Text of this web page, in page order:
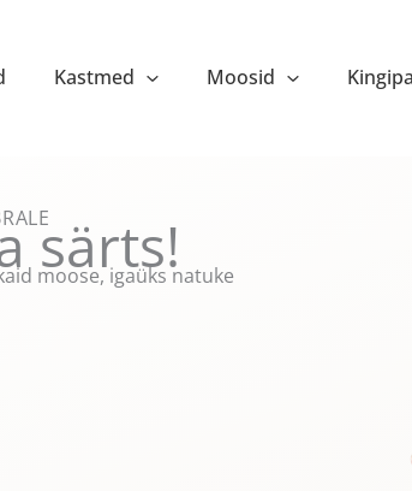
Kastmed Moosid
särts!
moose, igaüks natuke